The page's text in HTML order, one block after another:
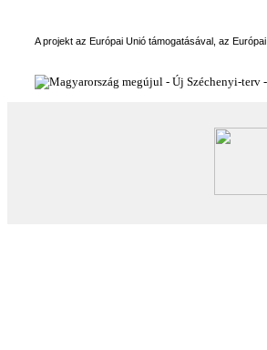
A projekt az Európai Unió támogatásával, az